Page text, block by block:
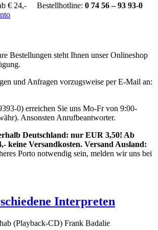
€ 24,- Bestellhotline: 0 74 56 – 93 93-0
Bestellungen steht Ihnen unser Onlineshop
und Anfragen vorzugsweise per E-Mail an:
0) erreichen Sie uns Mo-Fr von 9:00-
Ansonsten Anrufbeantworter.
Deutschland: nur EUR 3,50! Ab
keine Versandkosten. Versand Ausland:
Porto notwendig sein, melden wir uns bei
Interpreten